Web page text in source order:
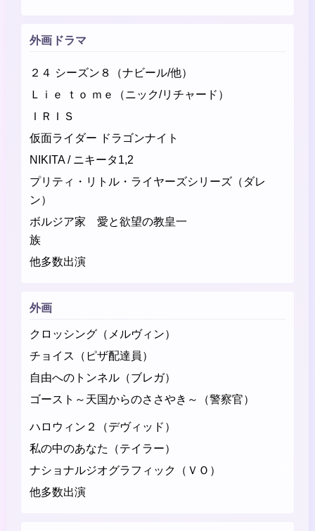
外画ドラマ
２４ シーズン８（ナビール/他）
Ｌｉｅ ｔｏ ｍｅ（ニック/リチャード）
ＩＲＩＳ
仮面ライダー ドラゴンナイト
NIKITA / ニキータ1,2
プリティ・リトル・ライヤーズシリーズ（ダレ
ン）
ボルジア家 愛と欲望の教皇一
族
他多数出演
外画
クロッシング（メルヴィン）
チョイス（ピザ配達員）
自由へのトンネル（ブレガ）
ゴースト～天国からのささやき～（警察官）
ハロウィン２（デヴィッド）
私の中のあなた（テイラー）
ナショナルジオグラフィック（ＶＯ）
他多数出演